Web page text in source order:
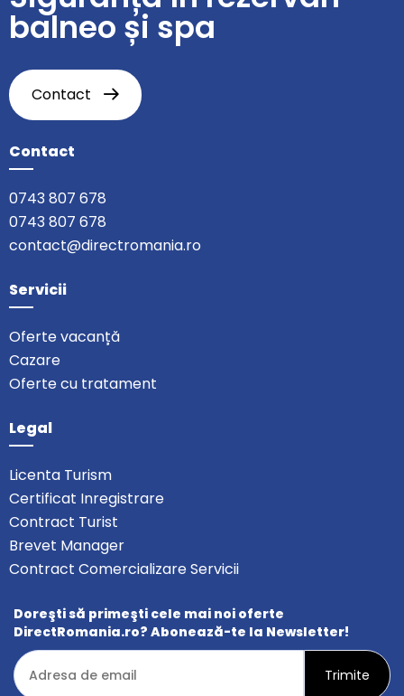
balneo și spa
Contact
Contact
0743 807 678
0743 807 678
contact@directromania.ro
Servicii
Oferte vacanță
Cazare
Oferte cu tratament
Legal
Licenta Turism
Certificat Inregistrare
Contract Turist
Brevet Manager
Contract Comercializare Servicii
Doreşti să primeşti cele mai noi oferte
DirectRomania.ro? Abonează-te la Newsletter!